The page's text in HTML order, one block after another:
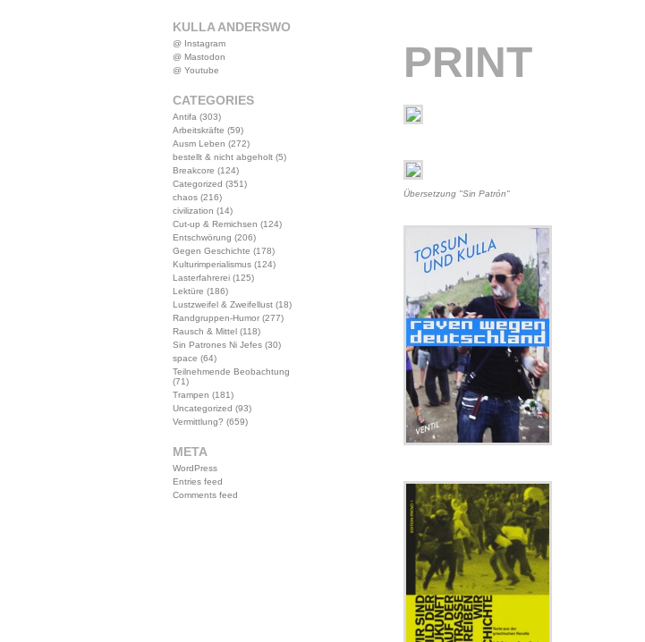
KULLA ANDERSWO
@ Instagram
@ Mastodon
@ Youtube
CATEGORIES
Antifa (303)
Arbeitskräfte (59)
Ausm Leben (272)
bestellt & nicht abgeholt(5)
Breakcore (124)
Categorized (351)
chaos(216)
civilization (14)
Cut-up & Remichsen (124)
Entschwörung (206)
Gegen Geschichte (178)
Kulturimperialismus(124)
Lasterfahrerei(125)
Lektüre (186)
Lustzweifel & Zweifellust(18)
Randgruppen-Humor(277)
Rausch & Mittel(118)
Sin Patrones Ni Jefes(30)
space (64)
Teilnehmende Beobachtung
(71)
Trampen (181)
Uncategorized (93)
Vermittlung? (659)
META
WordPress
Entries feed
Comments feed
PRINT
Übersetzung "Sin Patrón"